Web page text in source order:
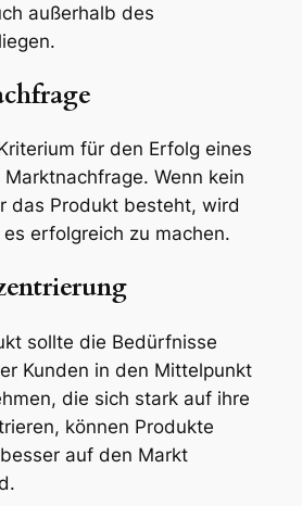
außerhalb des
für den Erfolg eines
Wenn kein
das Produkt besteht, wird
erfolgreich zu machen.
sollte die Bedürfnisse
Kunden in den Mittelpunkt
die sich stark auf ihre
können Produkte
auf den Markt